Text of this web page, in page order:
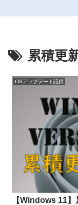
累積更
OSアップデート記録
【Windows 11